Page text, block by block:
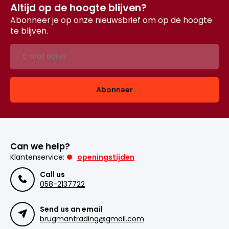
Altijd op de hoogte blijven?
Abonneer je op onze nieuwsbrief om op de hoogte
te blijven.
Abonneer
Can we help?
Klantenservice:
openingstijden
Call us
058-2137722
Send us an email
brugmantrading@gmail.com